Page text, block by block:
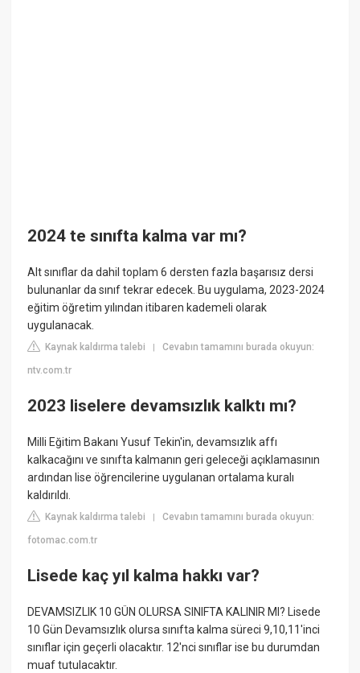
2024 te sınıfta kalma var mı?
Alt sınıflar da dahil toplam 6 dersten fazla başarısız dersi
bulunanlar da sınıf tekrar edecek. Bu uygulama, 2023-2024
eğitim öğretim yılından itibaren kademeli olarak
uygulanacak.
Kaynak kaldırma talebi |Cevabın tamamını burada okuyun:
ntv.com.tr
2023 liselere devamsızlık kalktı mı?
Milli Eğitim Bakanı Yusuf Tekin'in, devamsızlık affı
kalkacağını ve sınıfta kalmanın geri geleceği açıklamasının
ardından lise öğrencilerine uygulanan ortalama kuralı
kaldırıldı.
Kaynak kaldırma talebi |Cevabın tamamını burada okuyun:
fotomac.com.tr
Lisede kaç yıl kalma hakkı var?
DEVAMSIZLIK 10 GÜN OLURSA SINIFTA KALINIR MI? Lisede
10 Gün Devamsızlık olursa sınıfta kalma süreci 9,10,11'inci
sınıflar için geçerli olacaktır. 12'nci sınıflar ise bu durumdan
muaf tutulacaktır.